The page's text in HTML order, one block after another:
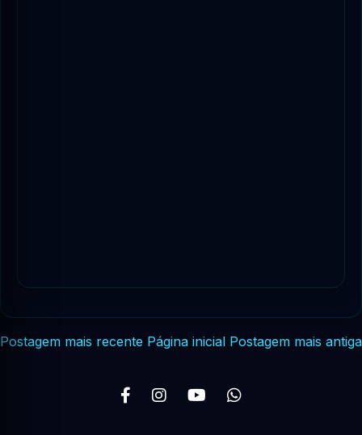
Postagem mais recente Postagem mais antiga
Página inicial